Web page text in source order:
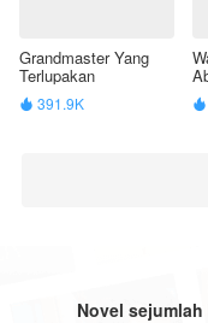
Grandmaster Yang
Terlupakan
 391.9K 
Novel